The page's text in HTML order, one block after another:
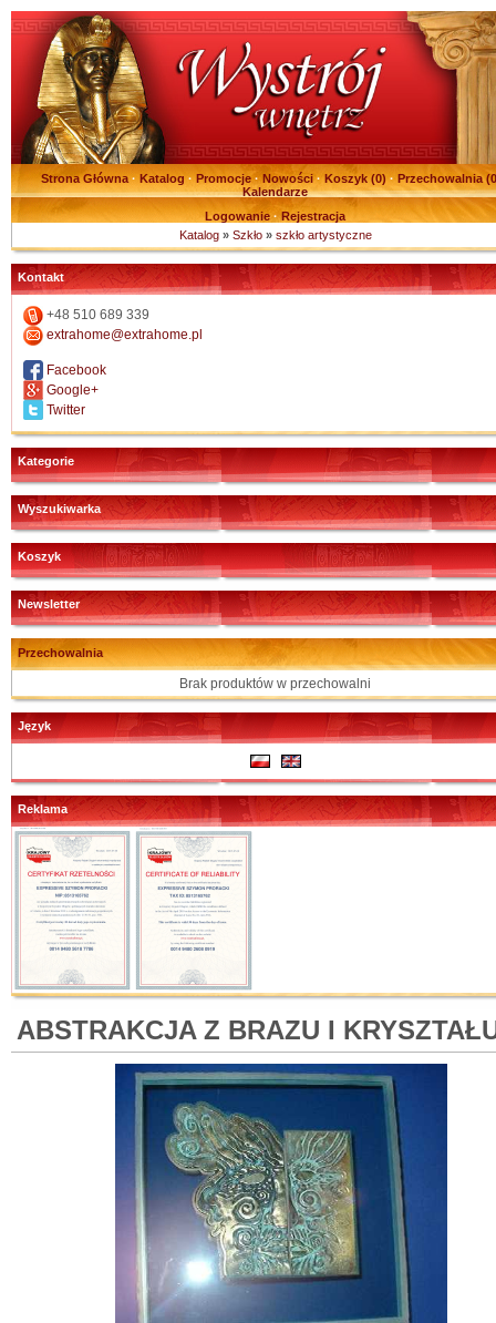
Strona Główna· Katalog· Promocje·Nowości·Koszyk (0) · Przechowalnia (0
Kalendarze
Logowanie· Rejestracja
Katalog » Szkło » szkło artystyczne
Kontakt
+48 510 689 339
extrahome@extrahome.pl
Facebook
Google+
Twitter
Kategorie
Wyszukiwarka
Koszyk
Newsletter
Przechowalnia
Brak produktów w przechowalni
Język
Reklama
ABSTRAKCJA Z BRAZU I